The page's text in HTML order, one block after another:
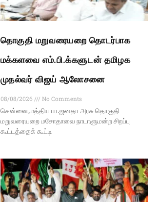
தொகுதி மறுவரையறை தொடர்பாக
மக்களவை எம்.பி.க்களுடன் தமிழக
முதல்வர் விஜய் ஆலோசனை
08/08/2026
No Comments
சென்னை,மத்திய பா.ஜனதா அரசு தொகுதி
மறுவரையறை மசோதாவை நாடாளுமன்ற சிறப்பு
கூட்டத்தைக் கூட்டி